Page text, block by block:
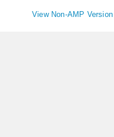
View Non-AMP Version